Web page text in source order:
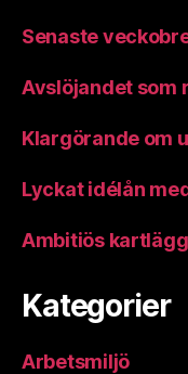
Senaste
Avslöjandet som
Klargörande om
Lyckat idélån
Ambitiös
Kategorier
Arbetsmiljö